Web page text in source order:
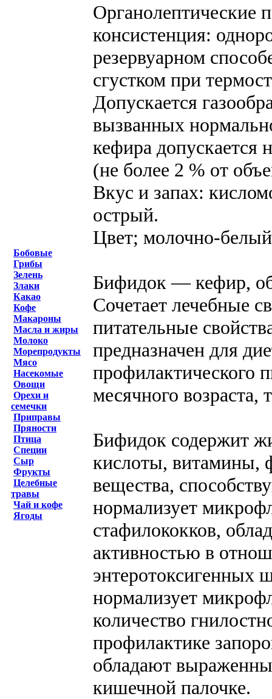
Бобовые
Грибы
Зелень
Злаки
Какао
Кофе
Макароны
Масла и жиры
Молоко
Морепродукты
Мясо
Насекомые
Овощи
Орехи и
семечки
Приправы
Пряности
Птица
Специи
Сыр
Фрукты
Целебные
травы
Чай и кофе
Ягоды
Органолептические
консистенция:
резервуарном
сгустком при
Допускается
вызванных
кефира допускается
(не более 2 % от
Вкус и запах:
острый.
Цвет; молочно-
Бифидок — кефир,
Сочетает лечебные
питательные
предназначен для
профилактического
месячного возраста,
Бифидок содержит
кислоты, витамины,
вещества,
нормализует
стафилококков,
активностью в
энтеротоксигенных
нормализует
количество
профилактике
обладают
кишечной палочке.